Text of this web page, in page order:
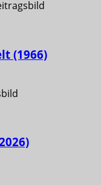
(1966)